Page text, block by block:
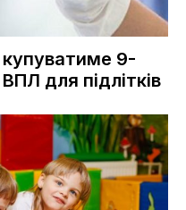
купуватиме 9-
для підлітків